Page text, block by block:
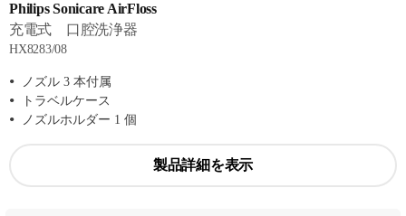
Philips Sonicare AirFloss
充電式 口腔洗浄器
HX8283/08
ノズル 3 本付属
トラベルケース
ノズルホルダー 1 個
製品詳細を表示